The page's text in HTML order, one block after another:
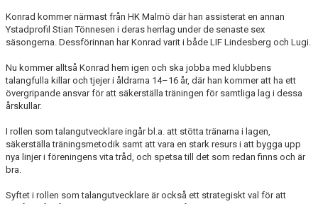
Konrad kommer närmast från HK Malmö där han assisterat en annan
Ystadprofil Stian Tönnesen i deras herrlag under de senaste sex
säsongerna. Dessförinnan har Konrad varit i både LIF Lindesberg och Lugi.
Nu kommer alltså Konrad hem igen och ska jobba med klubbens
talangfulla killar och tjejer i åldrarna 14–16 år, där han kommer att ha ett
övergripande ansvar för att säkerställa träningen för samtliga lag i dessa
årskullar.
I rollen som talangutvecklare ingår bl.a. att stötta tränarna i lagen,
säkerställa träningsmetodik samt att vara en stark resurs i att bygga upp
nya linjer i föreningens vita tråd, och spetsa till det som redan finns och är
bra.
Syftet i rollen som talangutvecklare är också ett strategiskt val för att